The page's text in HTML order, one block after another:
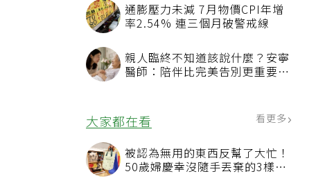
通膨壓力未減 7月物價CPI年增
率2.54% 連三個月破警戒線
親人臨終不知道該說什麼？安寧
醫師：陪伴比完美告別更重要，
大家都在看 看更多
被認為無用的東西反幫了大忙！
50歲婦慶幸沒隨手丟棄的3樣物